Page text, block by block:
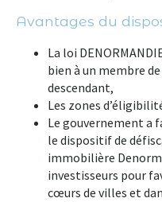
Avantages du
La loi
bien à un membre
descendant,
Les zones
Le gouvernement a
le dispositif de
immobilière
investisseurs pour
cœurs de villes et